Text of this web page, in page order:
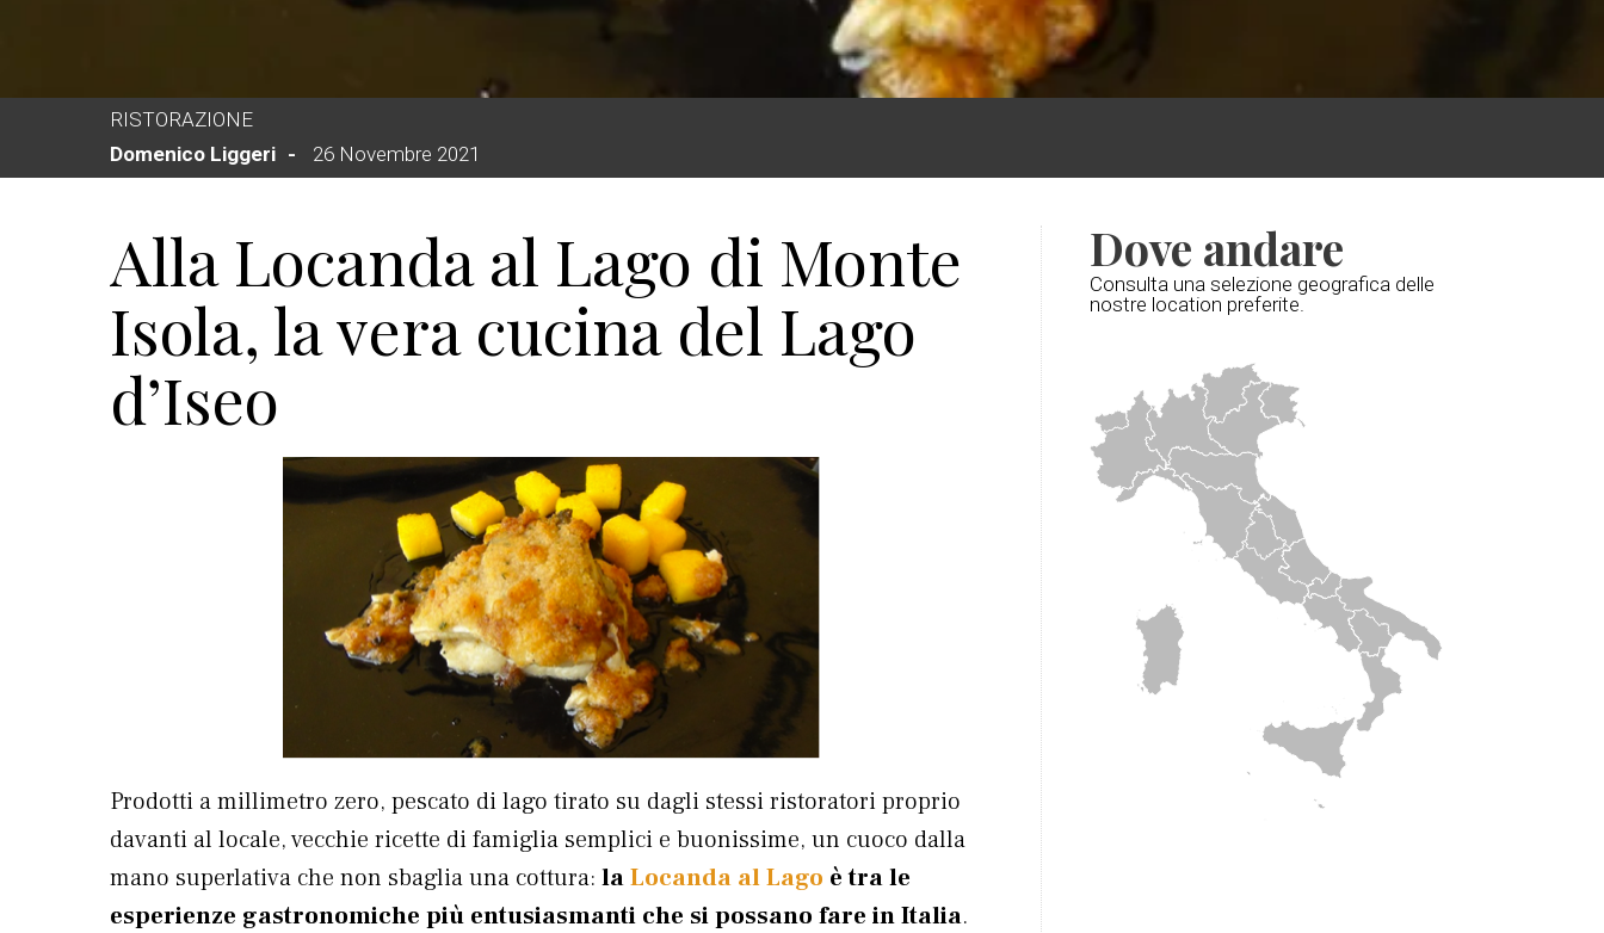
RISTORAZIONE
Domenico Liggeri
26 Novembre 2021
Alla Locanda al Lago di Monte
Isola, la vera cucina del Lago
d’Iseo
Prodotti a millimetro zero, pescato di lago tirato su dagli stessi ristoratori proprio
davanti al locale, vecchie ricette di famiglia semplici e buonissime, un cuoco dalla
mano superlativa che non sbaglia una cottura: laLocanda al Lago è tra le
esperienze gastronomiche più entusiasmanti che si possano fare in Italia.
Dove andare
Consulta una selezione geografica delle
nostre location preferite.